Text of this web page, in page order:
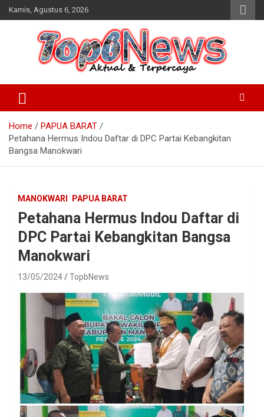
Skip
to
Kamis, Agustus 6, 2026
Home
PAPUA BARAT
Petahana Hermus Indou Daftar di DPC Partai Kebangkitan
Bangsa Manokwari
MANOKWARI PAPUA BARAT
Petahana Hermus Indou Daftar di
DPC Partai Kebangkitan Bangsa
Manokwari
13/05/2024 TopbNews